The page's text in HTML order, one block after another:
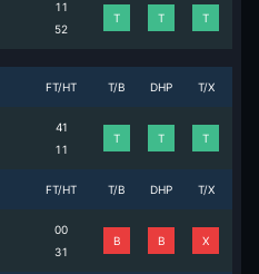
1
5
1
2
T T T
FT/HT T/B DHP T/X
4
1
1
1
T T T
FT/HT T/B DHP T/X
0
3
0
1
B B X